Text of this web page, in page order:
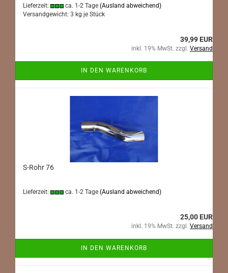
Lieferzeit: ca. 1-2 Tage (Ausland abweichend)
Versandgewicht: 3 kg je Stück
39,99 EUR
inkl. 19% MwSt. zzgl. Versand
IN DEN WARENKORB
S-Rohr 76
Lieferzeit: ca. 1-2 Tage (Ausland abweichend)
25,00 EUR
inkl. 19% MwSt. zzgl. Versand
IN DEN WARENKORB